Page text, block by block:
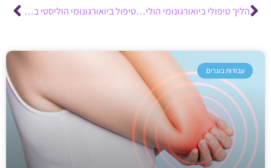
הליך טיפולי ביואורגונומי הוליסטי בנושא בקעים – איתמר לוריא טיפול ביואורגונומי הוליסטי בבטן נפוחה – מור כרמי
עבודות בוגרים